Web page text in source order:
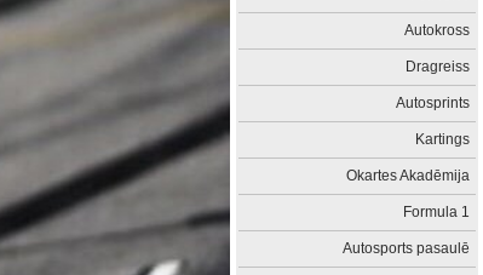
Autokross
Dragreiss
Autosprints
Kartings
Okartes Akadēmija
Formula 1
Autosports pasaulē